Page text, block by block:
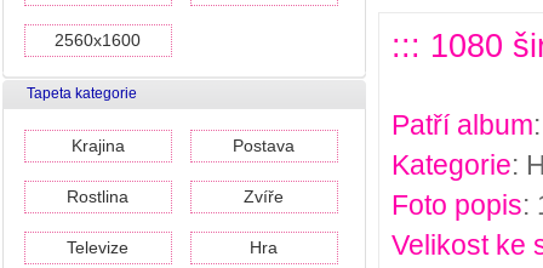
2560x1600
Tapeta kategorie
Krajina Postava
Rostlina Zvíře
Televize Hra
::: 1080
Patří album
Kategorie:
Foto popis:
Velikost ke